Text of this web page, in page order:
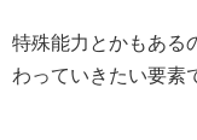
特殊能力とかもある
わっていきたい要素